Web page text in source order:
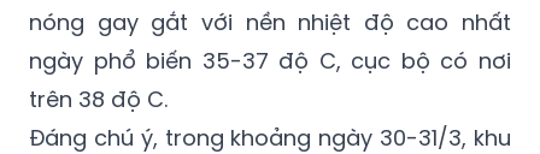
nóng gay gắt với nền nhiệt độ cao nhất
ngày phổ biến 35-37 độ C, cục bộ có nơi
trên 38 độ C.
Đáng chú ý, trong khoảng ngày 30-31/3, khu